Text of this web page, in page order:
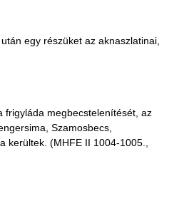
egy részüket az aknaszlatinai,
frigyláda megbecstelenítését, az
Szamosbecs,
(MHFE II 1004-1005.,